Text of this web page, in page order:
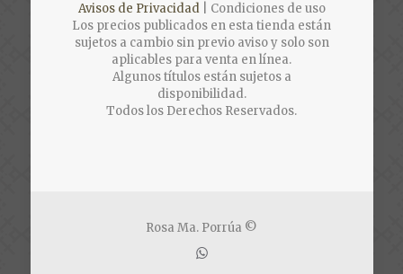
Avisos de Privacidad| Condiciones de uso
Los precios publicados en esta tienda están
sujetos a cambio sin previo aviso y solo son
aplicables para venta en línea.
Algunos títulos están sujetos a
disponibilidad.
Todos los Derechos Reservados.
Rosa Ma. Porrúa ©